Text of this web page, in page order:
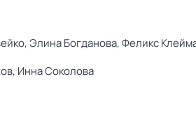
Элина Богданова,Феликс
Инна Соколова